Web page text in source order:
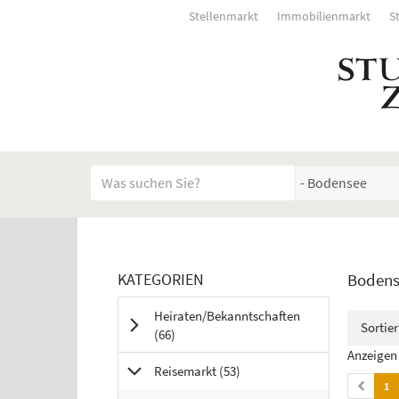
Startseite
Stellenmarkt Immobilienmarkt
Kategorien & Anzeigen
KATEGORIEN
Bedienhinweis: Navigieren Sie mit Tab
Heiraten/Bekanntschaften
(66Anzeigen
)
Reisemarkt (53Anzeigen
)
Rubrik:
1